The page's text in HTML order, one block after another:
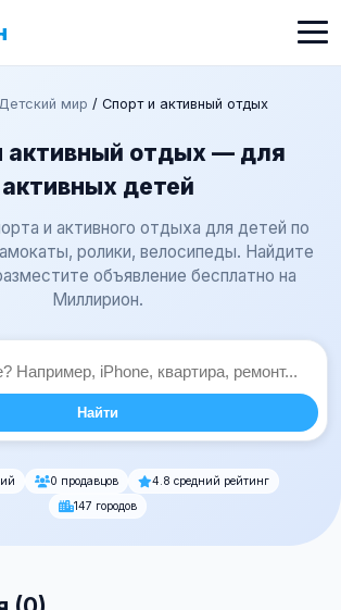
Детский мир / Спорт и активный отдых
активный отдых — для
активных детей
и активного отдыха для детей по
ролики, велосипеды. Найдите
объявление бесплатно на
Миллирион.
Найти
0 продавцов
4.8 средний рейтинг
147 городов